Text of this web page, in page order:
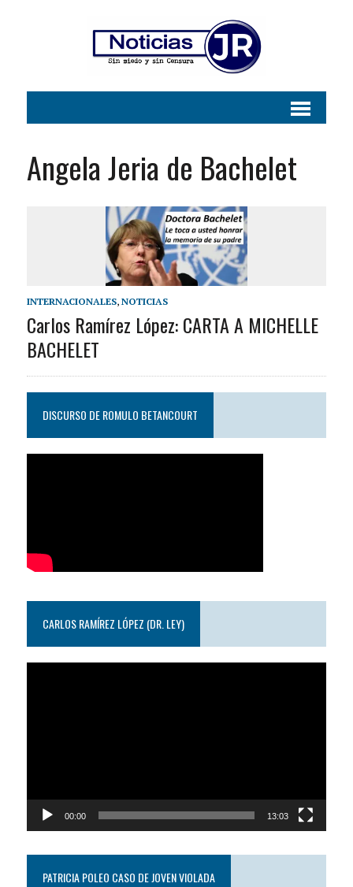
Angela Jeria de Bachelet
INTERNACIONALES, NOTICIAS
Carlos Ramírez López: CARTA A MICHELLE
BACHELET
DISCURSO DE ROMULO BETANCOURT
CARLOS RAMÍREZ LÓPEZ (DR. LEY)
00:00 13:03
PATRICIA POLEO CASO DE JOVEN VIOLADA